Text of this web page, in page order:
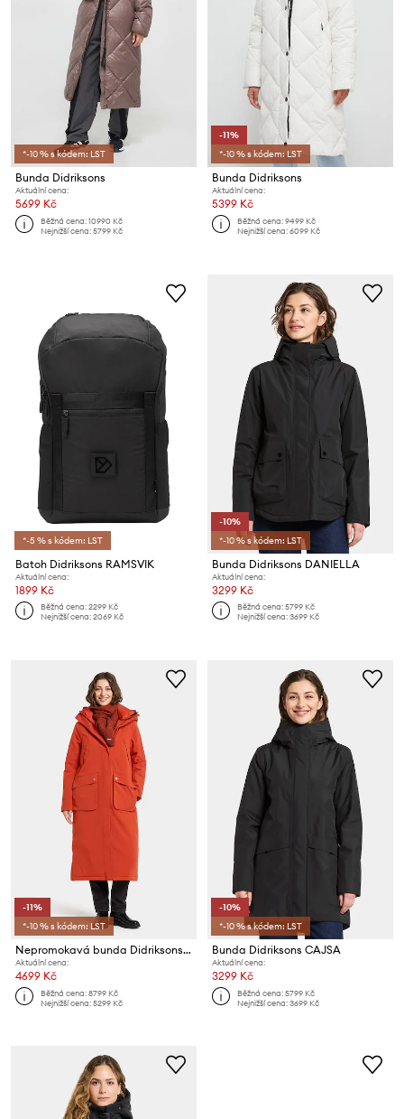
*-10 % s kódem: LST
Bunda Didriksons
Aktuální cena:
5699 Kč
Běžná cena:10990 Kč
Nejnižší cena:5799 Kč
-11%
*-10 % s kódem: LST
Bunda Didriksons
Aktuální cena:
5399 Kč
Běžná cena:9499 Kč
Nejnižší cena:6099 Kč
*-5 % s kódem: LST
Batoh Didriksons RAMSVIK
Aktuální cena:
1899 Kč
Běžná cena:2299 Kč
Nejnižší cena:2069 Kč
-10%
*-10 % s kódem: LST
Bunda Didriksons DANIELLA
Aktuální cena:
3299 Kč
Běžná cena:5799 Kč
Nejnižší cena:3699 Kč
-11%
*-10 % s kódem: LST
Nepromokavá bunda Didriksons MELODY
Aktuální cena:
4699 Kč
Běžná cena:8799 Kč
Nejnižší cena:5299 Kč
-10%
*-10 % s kódem: LST
Bunda Didriksons CAJSA
Aktuální cena:
3299 Kč
Běžná cena:5799 Kč
Nejnižší cena:3699 Kč